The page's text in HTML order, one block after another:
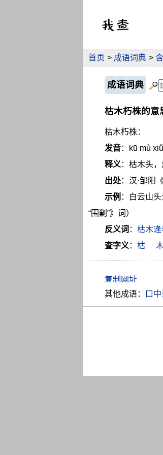
首页 > 成语词典 >
成语词典
枯木朽株的意
枯木朽株：
发音：kū mù
释义：枯木头
出处：汉·邹阳
示例 ：白云山
“围剿”》词）
反义词 ： 枯木逢
查字义： 枯
其他成语： 口